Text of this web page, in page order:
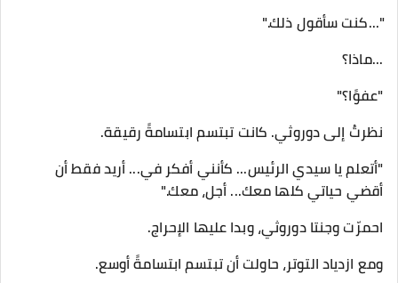
"...كنت سأقول ذلك."
...ماذا؟
"عفوًا؟"
نظرتُ إلى دوروثي. كانت تبتسم ابتسامةً رقيقة.
"أتعلم يا سيدي الرئيس... كأنني أفكر في... أريد فقط أن
أقضي حياتي كلها معك... أجل، معك."
احمرّت وجنتا دوروثي، وبدا عليها الإحراج.
ومع ازدياد التوتر، حاولت أن تبتسم ابتسامةً أوسع.